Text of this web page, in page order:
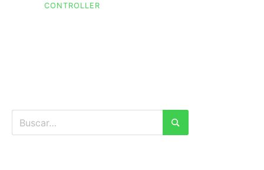
CONTROLLER
Buscar:
Buscar